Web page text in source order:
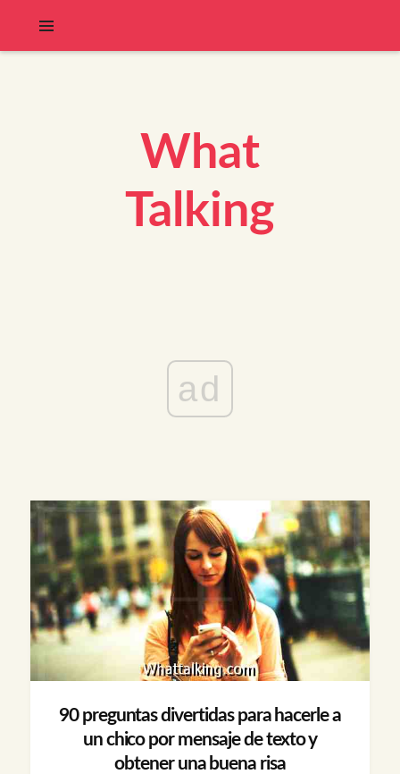
What
Talking
ad
90 preguntas divertidas para hacerle a
un chico por mensaje de texto y
obtener una buena risa